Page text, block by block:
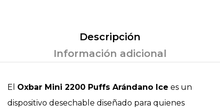
Descripción
Información adicional
El Oxbar Mini 2200 Puffs Arándano Ice es un
dispositivo desechable diseñado para quienes